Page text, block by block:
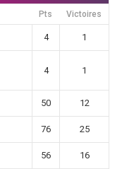
Pts Victoires
4 1
4 1
50 12
76 25
56 16